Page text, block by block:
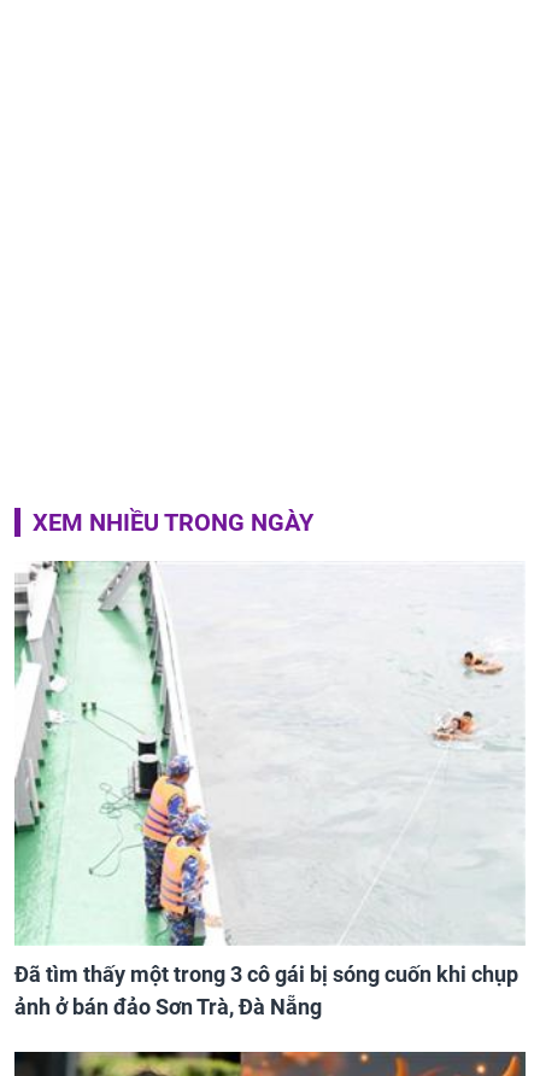
XEM NHIỀU TRONG NGÀY
Đã tìm thấy một trong 3 cô gái bị sóng cuốn khi chụp
ảnh ở bán đảo Sơn Trà, Đà Nẵng